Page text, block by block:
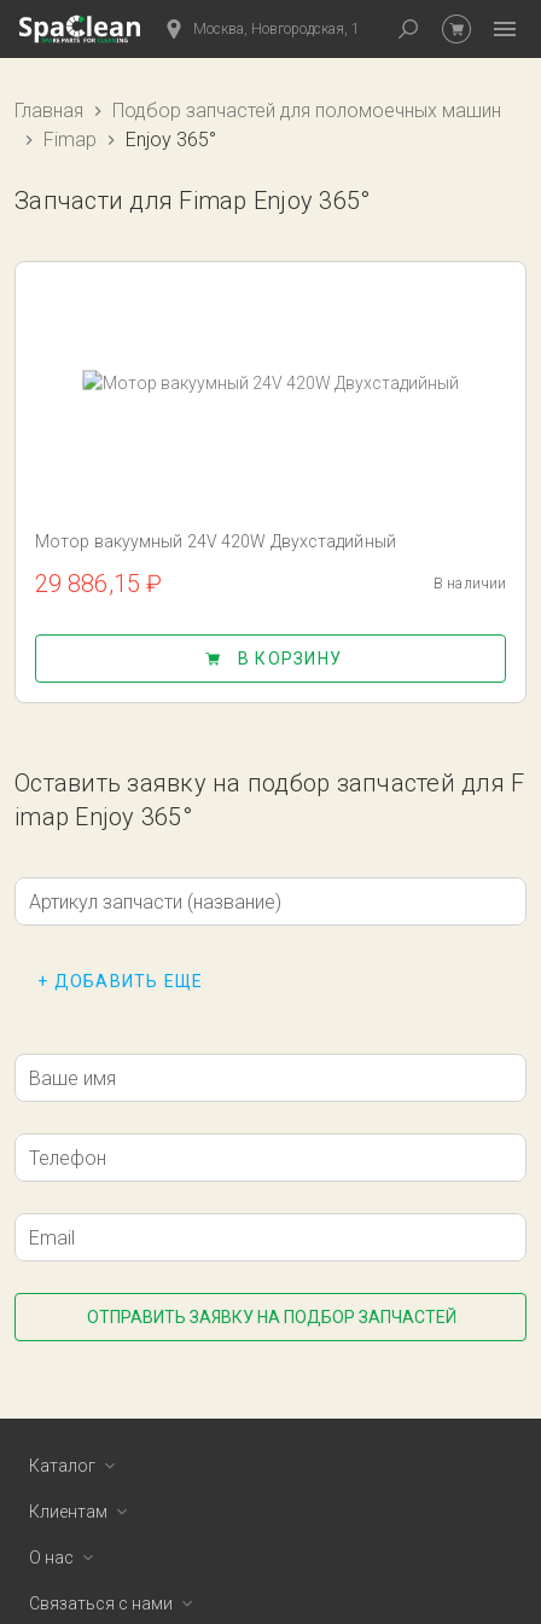
Москва, Новгородская, 1
Главная
Подбор запчастей для поломоечных машин
Fimap
Enjoy 365°
Запчасти для Fimap Enjoy 365°
Мотор вакуумный 24V 420W Двухстадийный
29 886,15 ₽ В наличии
В КОРЗИНУ
Оставить заявку на подбор запчастей для F
imap Enjoy 365°
Артикул запчасти (название)
+ ДОБАВИТЬ ЕЩЕ
Ваше имя
Телефон
Email
ОТПРАВИТЬ ЗАЯВКУ НА ПОДБОР ЗАПЧАСТЕЙ
Каталог
Клиентам
О нас
Связаться с нами